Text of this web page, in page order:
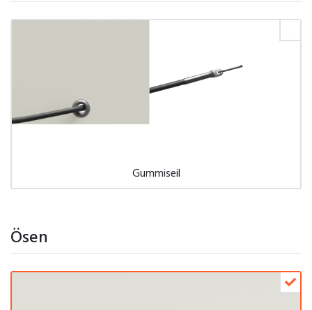
Gummiseil
Ösen